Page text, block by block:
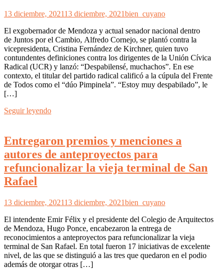
13 diciembre, 202113 diciembre, 2021bien_cuyano
El exgobernador de Mendoza y actual senador nacional dentro
de Juntos por el Cambio, Alfredo Cornejo, se plantó contra la
vicepresidenta, Cristina Fernández de Kirchner, quien tuvo
contundentes definiciones contra los dirigentes de la Unión Cívica
Radical (UCR) y lanzó: “Despabilensé, muchachos”. En ese
contexto, el titular del partido radical calificó a la cúpula del Frente
de Todos como el “dúo Pimpinela”. “Estoy muy despabilado”, le
[…]
Seguir leyendo
Entregaron premios y menciones a
autores de anteproyectos para
refuncionalizar la vieja terminal de San
Rafael
13 diciembre, 202113 diciembre, 2021bien_cuyano
El intendente Emir Félix y el presidente del Colegio de Arquitectos
de Mendoza, Hugo Ponce, encabezaron la entrega de
reconocimientos a anteproyectos para refuncionalizar la vieja
terminal de San Rafael. En total fueron 17 iniciativas de excelente
nivel, de las que se distinguió a las tres que quedaron en el podio
además de otorgar otras […]